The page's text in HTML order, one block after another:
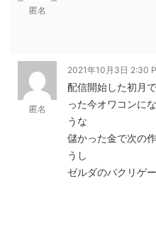
匿名
匿名
2021年10月3日 2:30
配信開始した初月
った今オワコンに
うな
儲かった金で次の
うし
ゼルダのパクリゲ